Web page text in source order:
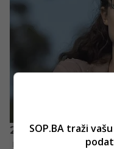
SOP.BA traži